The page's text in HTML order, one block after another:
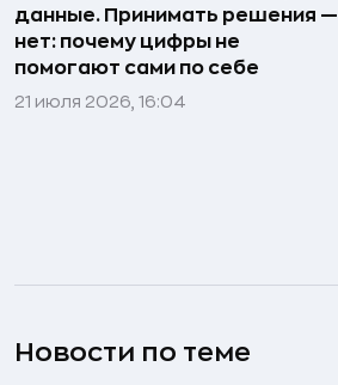
данные. Принимать решения —
нет: почему цифры не
помогают сами по себе
21 июля 2026, 16:04
Новости по теме